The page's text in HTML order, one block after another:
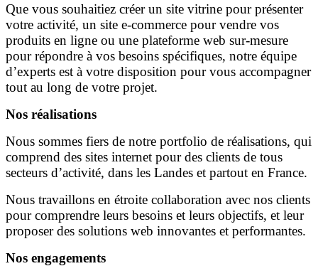
Que vous souhaitiez créer un site vitrine pour présenter
votre activité, un site e-commerce pour vendre vos
produits en ligne ou une plateforme web sur-mesure
pour répondre à vos besoins spécifiques, notre équipe
d’experts est à votre disposition pour vous accompagner
tout au long de votre projet.
Nos réalisations
Nous sommes fiers de notre portfolio de réalisations, qui
comprend des sites internet pour des clients de tous
secteurs d’activité, dans les Landes et partout en France.
Nous travaillons en étroite collaboration avec nos clients
pour comprendre leurs besoins et leurs objectifs, et leur
proposer des solutions web innovantes et performantes.
Nos engagements